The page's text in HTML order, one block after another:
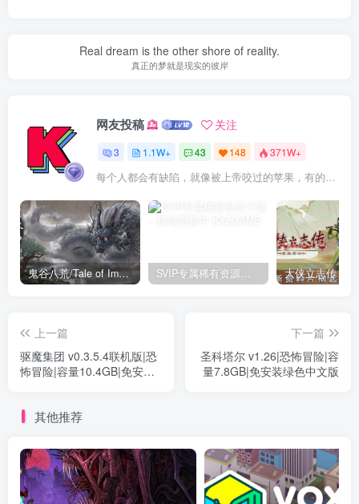
Real dream is the other shore of reality.
真正的梦就是现实的彼岸
网友投稿 关注
3 1.1W+ 43 148 371W+
每个人都会有缺陷，就像被上帝咬过的苹果，有的人缺陷比较大，正是因为上帝特别喜欢他的芬芳
鬼谷八荒/Tale of Immortal v1.2.105.259|角色扮演|容量27.4GB|免安装绿色中文版 SVIP专属稀有资源下载 – 持续更新中
上一篇
驱魔集团 v0.3.5.4联机版|恐
怖冒险|容量10.4GB|免安装
下一篇
圣科塔尔 v1.26|恐怖冒险|容
量7.8GB|免安装绿色中文版
其他推荐